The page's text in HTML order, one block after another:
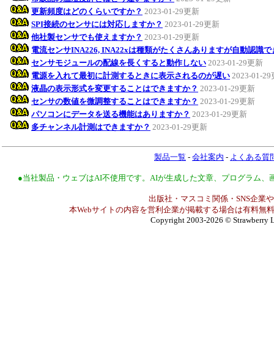
更新頻度はどのくらいですか？ 2023-01-29更新
SPI接続のセンサには対応しますか？ 2023-01-29更新
他社製センサでも使えますか？ 2023-01-29更新
電流センサINA226, INA22xは種類がたくさんありますが自動認識
センサモジュールの配線を長くすると動作しない 2023-01-29更新
電源を入れて最初に計測するときに表示されるのが遅い 2023-01-29
液晶の表示形式を変更することはできますか？ 2023-01-29更新
センサの数値を微調整することはできますか？ 2023-01-29更新
パソコンにデータを送る機能はありますか？ 2023-01-29更新
多チャンネル計測はできますか？ 2023-01-29更新
製品一覧 - 会社案内 - よくある質
●当社製品・ウェブはAI不使用です。AIが生成した文章、プログラム
出版社・マスコミ関係・SNS企業
本Webサイトの内容を営利企業が掲載する場合は有料無
Copyright 2003-2026 © Strawberry